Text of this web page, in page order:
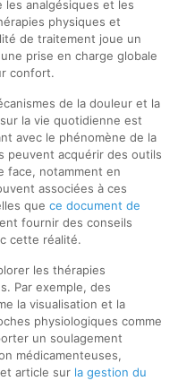
analgésiques et les
physiques et
de traitement joue un
prise en charge globale
confort.
de la douleur et la
la vie quotidienne est
avec le phénomène de la
peuvent acquérir des outils
face, notamment en
associées à ces
que ce document de
fournir des conseils
cette réalité.
les thérapies
Par exemple, des
la visualisation et la
physiologiques comme
un soulagement
médicamenteuses,
article sur la gestion du